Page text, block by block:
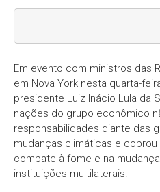
Em evento com ministros das
em Nova York nesta quarta-
presidente Luiz Inácio Lula da
nações do grupo econômico
responsabilidades diante das
mudanças climáticas e
combate à fome e na
instituições multilaterais.